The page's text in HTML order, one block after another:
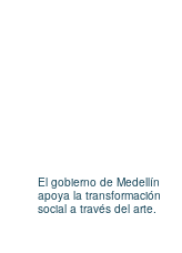
El gobierno de Medellín
apoya la transformación
social a través del arte.